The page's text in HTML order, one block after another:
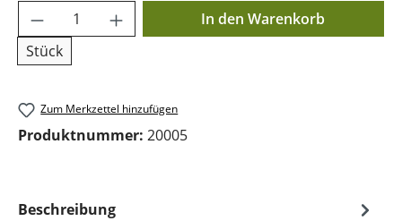
Produkt Anzahl: Gib den gewünschten
Stück
In den Warenkorb
Zum Merkzettel hinzufügen
Produktnummer: 20005
Beschreibung